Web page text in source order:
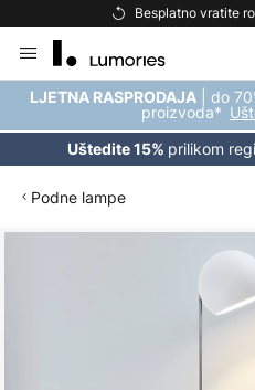
Besplatno vratite
to
Content
LJETNA RASPRODAJA | do
proizvoda*
Uštedite 15% prilikom
Podne lampe